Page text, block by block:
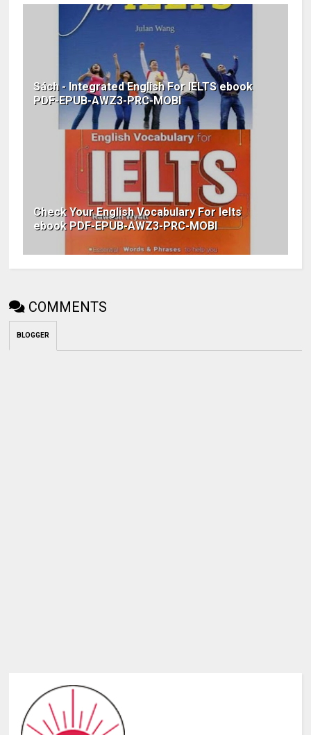
Sách - Integrated English For IELTS ebook
PDF-EPUB-AWZ3-PRC-MOBI
Check Your English Vocabulary For Ielts
ebook PDF-EPUB-AWZ3-PRC-MOBI
COMMENTS
BLOGGER